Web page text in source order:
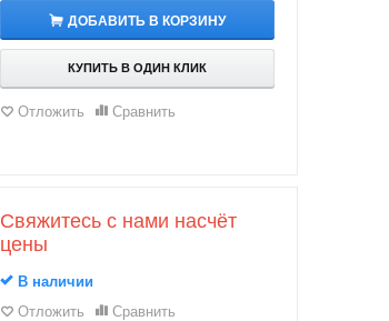
ДОБАВИТЬ В КОРЗИНУ
КУПИТЬ В ОДИН КЛИК
Отложить Сравнить
Свяжитесь с нами насчёт
цены
В наличии
Отложить
Сравнить